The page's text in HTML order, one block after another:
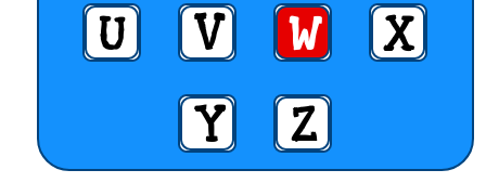
U
V W
X
Y
Z